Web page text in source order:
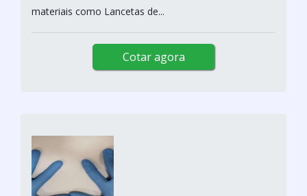
materiais como Lancetas de...
Cotar agora